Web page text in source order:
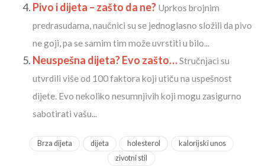
Pivo i dijeta – zašto da ne? Uprkos brojnim
predrasudama, naučnici su se jednoglasno složili da pivo
ne goji, pa se samim tim može uvrstiti u bilo...
Neuspešna dijeta? Evo zašto…Stručnjaci su
utvrdili više od 100 faktora koji utiču na uspešnost
dijete. Evo nekoliko nesumnjivih koji mogu zasigurno
sabotirati vašu...
Brza dijeta dijeta holesterol
kalorijski unos
zivotni stil